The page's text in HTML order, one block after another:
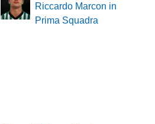
Riccardo Marcon in
Prima Squadra